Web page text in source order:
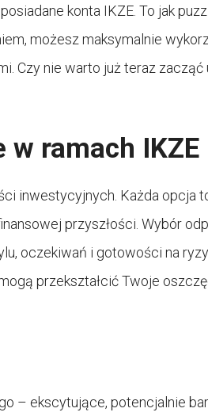
konta IKZE. To jak
możesz maksymalnie
Czy nie warto już teraz zacząć
ramach IKZE
inwestycyjnych. Każda opcja
przyszłości. Wybór
oczekiwań i gotowości na
przekształcić Twoje
– ekscytujące, potencjalnie